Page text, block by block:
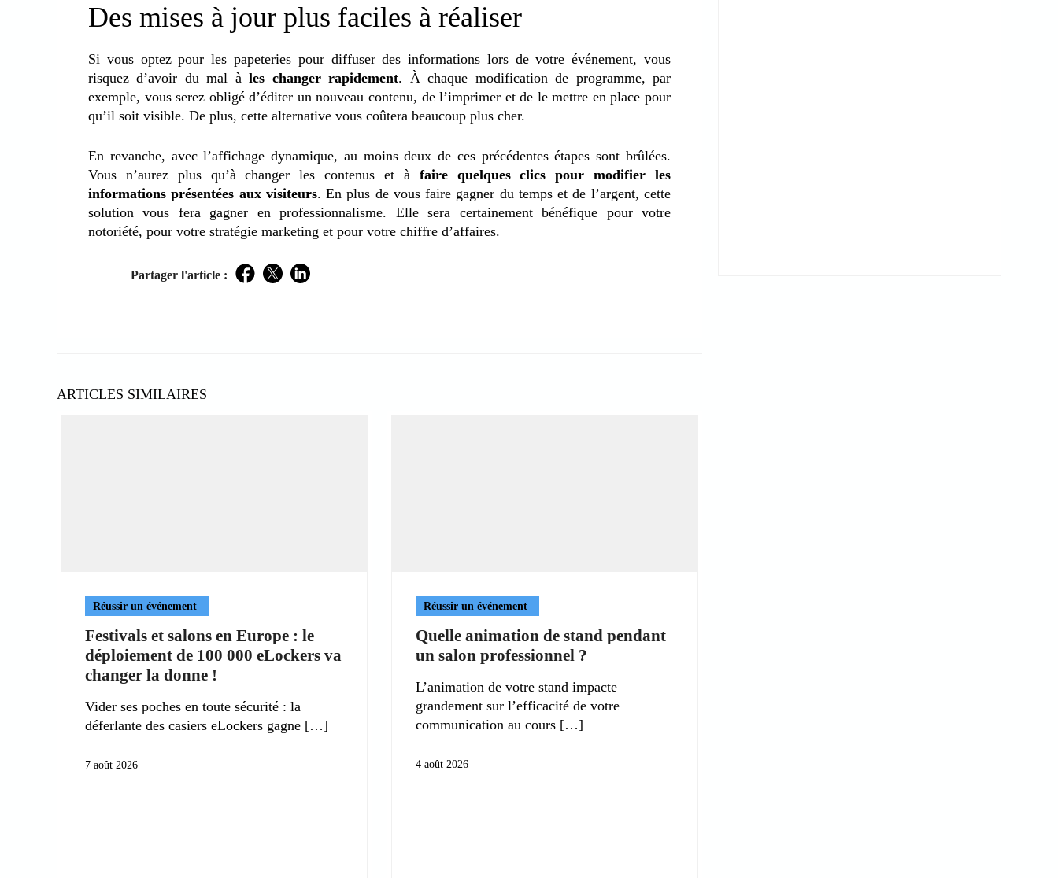
Des mises à jour plus faciles à réaliser
Si vous optez pour les papeteries pour diffuser des informations lors de votre événement, vous
risquez d’avoir du mal àles changer rapidement. À chaque modification de programme, par
exemple, vous serez obligé d’éditer un nouveau contenu, de l’imprimer et de le mettre en place pour
qu’il soit visible. De plus, cette alternative vous coûtera beaucoup plus cher.
En revanche, avec l’affichage dynamique, au moins deux de ces précédentes étapes sont brûlées.
Vous n’aurez plus qu’à changer les contenus et à faire
quelques clics pour modifier les
informations présentées aux visiteurs. En plus de vous faire gagner du temps et de l’argent, cette
solution vous fera gagner en professionnalisme. Elle sera certainement bénéfique pour votre
notoriété, pour votre stratégie marketing et pour votre chiffre d’affaires.
Partager l'article : Facebook
TwitterLinkedIn
ARTICLES SIMILAIRES
Réussir un événement
Festivals et salons en Europe : le
déploiement de 100 000 eLockers va
changer la donne !
Vider ses poches en toute sécurité : la
déferlante des casiers eLockers gagne
7 août 2026
Réussir un événement
Quelle animation de stand pendant
un salon professionnel ?
L’animation de votre stand impacte
grandement sur l’efficacité de votre
communication au cours
4 août 2026